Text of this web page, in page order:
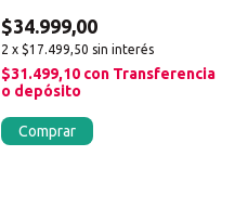
$34.999,00
2 x $17.499,50 sin interés
$31.499,10 con Transferencia
o depósito
Comprar